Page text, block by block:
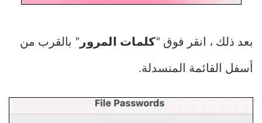
بعد ذلك ، انقر فوق “كلمات المرور ” بالقرب من
أسفل القائمة المنسدلة.